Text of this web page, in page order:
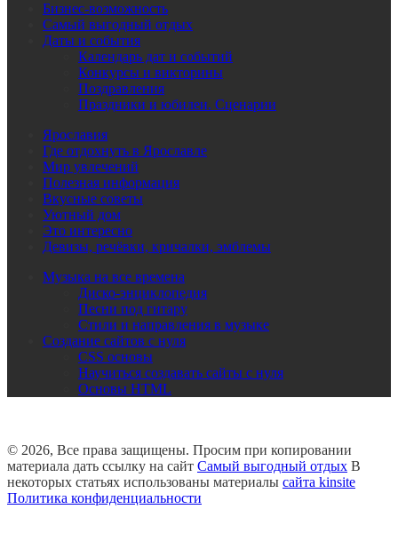
Бизнес-возможность
Самый выгодный отдых
Даты и события
Календарь дат и событий
Конкурсы и викторины
Поздравления
Праздники и юбилеи. Сценарии
Ярославия
Где отдохнуть в Ярославле
Мир увлечений
Полезная информация
Вкусные советы
Уютный дом
Это интересно
Девизы, речёвки, кричалки, эмблемы
Музыка на все времена
Диско-энциклопедия
Песни под гитару
Стили и направления в музыке
Создание сайтов с нуля
CSS основы
Научиться создавать сайты с нуля
Основы HTML
© 2026, Все права защищены. Просим при копировании
материала дать ссылку на сайт Самый выгодный отдых В
некоторых статьях использованы материалы сайта kinsite
Политика конфиденциальности